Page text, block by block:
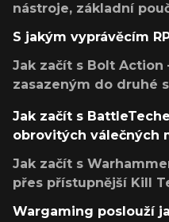
nástroje, základní
S jakým vyprávěcím
Jak začít s Bolt Action
zasazeným do druhé
Jak začít s
obrovitých válečných
Jak začít s
přes přístupnější Kill
Wargaming poslouží